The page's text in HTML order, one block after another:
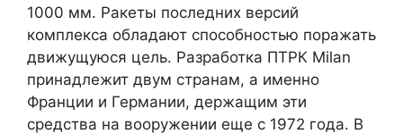
1000 мм. Ракеты последних версий
комплекса обладают способностью поражать
движущуюся цель. Разработка ПТРК Milan
принадлежит двум странам, а именно
Франции и Германии, держащим эти
средства на вооружении еще с 1972 года. В